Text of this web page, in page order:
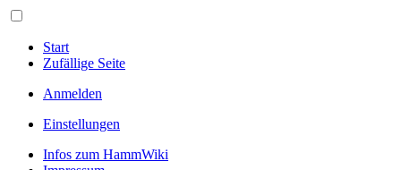
Start
Zufällige Seite
Anmelden
Einstellungen
Infos zum HammWiki